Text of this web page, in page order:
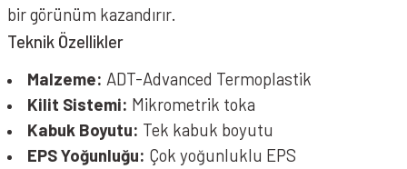
bir görünüm kazandırır.
Teknik Özellikler
Malzeme: ADT-Advanced Termoplastik
Kilit Sistemi: Mikrometrik toka
Kabuk Boyutu: Tek kabuk boyutu
EPS Yoğunluğu: Çok yoğunluklu EPS